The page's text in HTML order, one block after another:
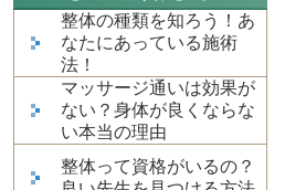
整体の種類を知ろう！あ
なたにあっている施術
法！
マッサージ通いは効果が
ない？身体が良くならな
い本当の理由
整体って資格がいるの？